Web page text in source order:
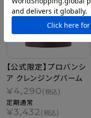
【公式限定】プロバンシ
ア クレンジングバーム
¥4,290(税込)
定期通常
¥3,432(税込)